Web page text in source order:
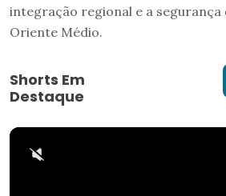
integração regional e a
Oriente Médio.
Shorts Em
Destaque